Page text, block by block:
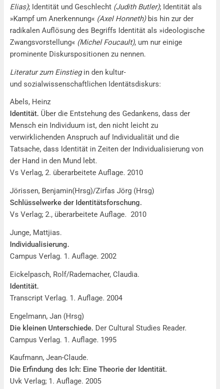
Elias); Identität und Geschlecht (Judith Butler); Identität als
»Kampf um Anerkennung« (Axel Honneth)bis hin zur der
radikalen Auflösung des Begriffs Identität als »ideologische
Zwangsvorstellung« (Michel Foucault), um nur einige
prominente Diskurspositionen zu nennen.
Literatur zum Einstiegin den kultur-
und sozialwissenschaftlichen Identätsdiskurs:
Abels, Heinz
Identität. Über die Entstehung des Gedankens, dass der
Mensch ein Individuum ist, den nicht leicht zu
verwirklichenden Anspruch auf Individualität und die
Tatsache, dass Identität in Zeiten der Individualisierung von
der Hand in den Mund lebt.
Vs Verlag, 2. überarbeitete Auflage. 2010
Jörissen, Benjamin(Hrsg)/Zirfas Jörg (Hrsg)
Schlüsselwerke der Identitätsforschung.
Vs Verlag; 2., überarbeitete Auflage. 2010
Junge, Mattjias.
Individualisierung.
Campus Verlag. 1. Auflage. 2002
Eickelpasch, Rolf/Rademacher, Claudia.
Identität.
Transcript Verlag. 1. Auflage. 2004
Engelmann, Jan (Hrsg)
Die kleinen Unterschiede. Der Cultural Studies Reader.
Campus Verlag. 1. Auflage. 1995
Kaufmann, Jean-Claude.
Die Erfindung des Ich: Eine Theorie der Identität.
Uvk Verlag; 1. Auflage. 2005